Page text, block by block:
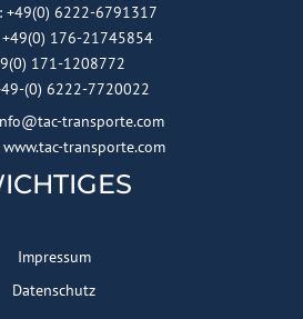
+49(0) 6222-6791317
176-21745854
171-1208772
(0) 6222-7720022
transporte.com
www.tac-transporte.com
Impressum
Datenschutz